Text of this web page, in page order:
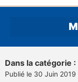
Dans la catégorie :
Publié le 30 Juin 2019